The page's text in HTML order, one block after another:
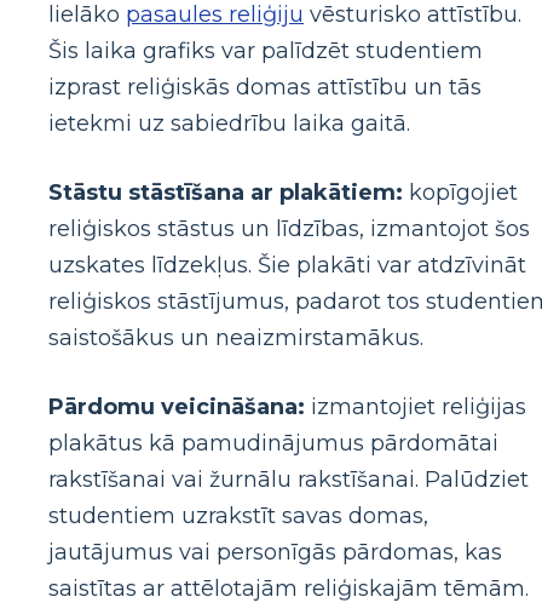
lielāko pasaules reliģiju vēsturisko attīstību.
Šis laika grafiks var palīdzēt studentiem
izprast reliģiskās domas attīstību un tās
ietekmi uz sabiedrību laika gaitā.
Stāstu stāstīšana ar plakātiem: kopīgojiet
reliģiskos stāstus un līdzības, izmantojot šos
uzskates līdzekļus. Šie plakāti var atdzīvināt
reliģiskos stāstījumus, padarot tos
saistošākus un neaizmirstamākus.
Pārdomu veicināšana: izmantojiet reliģijas
plakātus kā pamudinājumus pārdomātai
rakstīšanai vai žurnālu rakstīšanai. Palūdziet
studentiem uzrakstīt savas domas,
jautājumus vai personīgās pārdomas, kas
saistītas ar attēlotajām reliģiskajām tēmām.